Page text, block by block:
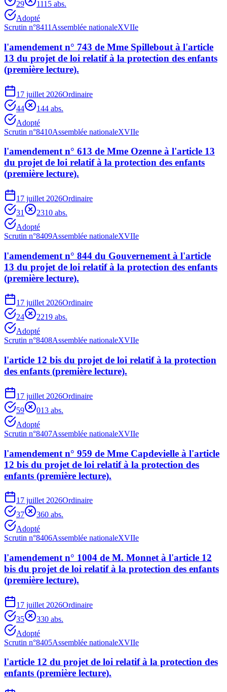
29 1115 abs.
Adopté
Scrutin n°8411 Assemblée nationaleXVIIe
l'amendement n° 743 de Mme Spillebout à l'article
13 du projet de loi relatif à la protection des enfants
(première lecture).
17 juillet 2026Ordinaire
44
144 abs.
Adopté
Scrutin n°8410Assemblée nationaleXVIIe
l'amendement n° 613 de Mme Ozenne à l'article 13
du projet de loi relatif à la protection des enfants
(première lecture).
17 juillet 2026Ordinaire
31
2310 abs.
Adopté
Scrutin n°8409Assemblée nationaleXVIIe
l'amendement n° 844 du Gouvernement à l'article
13 du projet de loi relatif à la protection des enfants
(première lecture).
17 juillet 2026Ordinaire
24
2219 abs.
Adopté
Scrutin n°8408Assemblée nationaleXVIIe
l'article 12 bis du projet de loi relatif à la protection
des enfants (première lecture).
17 juillet 2026Ordinaire
59
013 abs.
Adopté
Scrutin n°8407Assemblée nationaleXVIIe
l'amendement n° 959 de Mme Capdevielle à l'article
12 bis du projet de loi relatif à la protection des
enfants (première lecture).
17 juillet 2026Ordinaire
37
360 abs.
Adopté
Scrutin n°8406Assemblée nationaleXVIIe
l'amendement n° 1004 de M. Monnet à l'article 12
bis du projet de loi relatif à la protection des enfants
(première lecture).
17 juillet 2026Ordinaire
35
330 abs.
Adopté
Scrutin n°8405Assemblée nationaleXVIIe
l'article 12 du projet de loi relatif à la protection des
enfants (première lecture).